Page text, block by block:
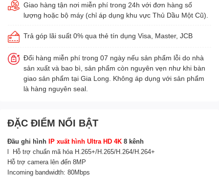
Giao hàng tận nơi miễn phí trong 24h với đơn hàng số
lượng hoặc bộ máy (chỉ áp dụng khu vực Thủ Dầu Một Cũ).
Trả góp lãi suất 0% qua thẻ tín dụng Visa, Master, JCB
Đổi hàng miễn phí trong 07 ngày nếu sản phẩm lỗi do nhà
sản xuất và bao bì, sản phẩm còn nguyên vẹn như khi bàn
giao sản phẩm tại Gia Long. Không áp dụng với sản phẩm
là hàng nguyên seal.
ĐẶC ĐIỂM NỔI BẬT
Đầu ghi hình IP xuất hình Ultra HD 4K 8 kênh
l Hỗ trợ chuẩn mã hóa H.265+/H.265/H.264/H.264+
Hỗ trợ camera lên đến 8MP
Incoming bandwidth: 80Mbps